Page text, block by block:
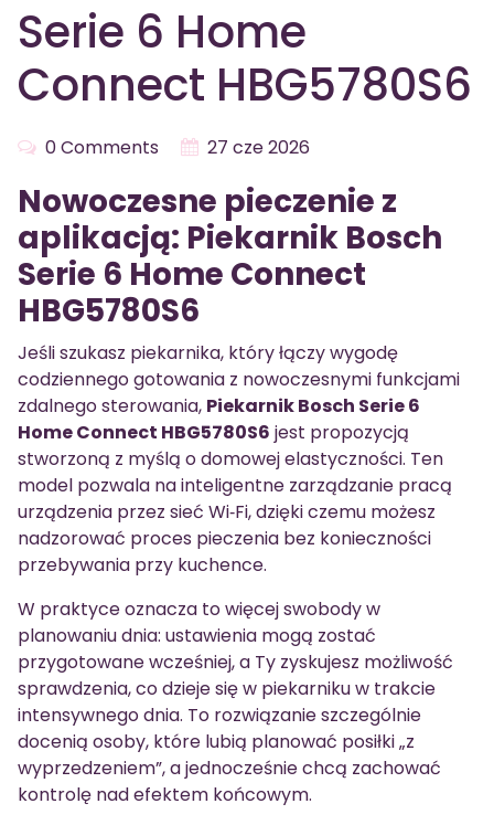
Serie 6 Home
Connect HBG5780S6
0 Comments 27 cze 2026
Nowoczesne pieczenie z
aplikacją: Piekarnik Bosch
Serie 6 Home Connect
HBG5780S6
Jeśli szukasz piekarnika, który łączy wygodę
codziennego gotowania z nowoczesnymi funkcjami
zdalnego sterowania, Piekarnik Bosch Serie 6
Home Connect HBG5780S6 jest propozycją
stworzoną z myślą o domowej elastyczności. Ten
model pozwala na inteligentne zarządzanie pracą
urządzenia przez sieć Wi‑Fi, dzięki czemu możesz
nadzorować proces pieczenia bez konieczności
przebywania przy kuchence.
W praktyce oznacza to więcej swobody w
planowaniu dnia: ustawienia mogą zostać
przygotowane wcześniej, a Ty zyskujesz możliwość
sprawdzenia, co dzieje się w piekarniku w trakcie
intensywnego dnia. To rozwiązanie szczególnie
docenią osoby, które lubią planować posiłki „z
wyprzedzeniem”, a jednocześnie chcą zachować
kontrolę nad efektem końcowym.